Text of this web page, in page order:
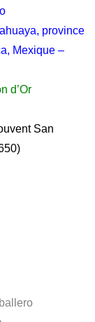
province
Mexique –
d’Or
San